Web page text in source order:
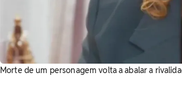
Morte de um personagem volta a abalar a